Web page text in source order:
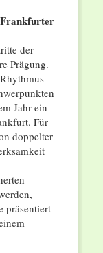
der
Prägung.
Jahr ein
Für
doppelter
präsentiert